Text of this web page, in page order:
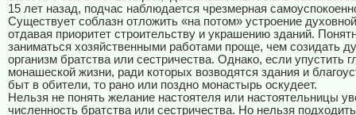
15 лет назад, подчас наблюдается чрезмерная
Существует соблазн отложить «на потом» устроение
отдавая приоритет строительству и украшению зданий.
заниматься хозяйственными работами проще, чем созидать
организм братства или сестричества. Однако, если упустить
монашеской жизни, ради которых возводятся здания и
быт в обители, то рано или поздно монастырь оскудеет.
Нельзя не понять желание настоятеля или настоятельницы
численность братства или сестричества. Но нельзя